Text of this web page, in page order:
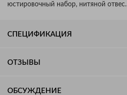
юстировочный набор, нитяной отвес.
СПЕЦИФИКАЦИЯ
ОТЗЫВЫ
ОБСУЖДЕНИЕ